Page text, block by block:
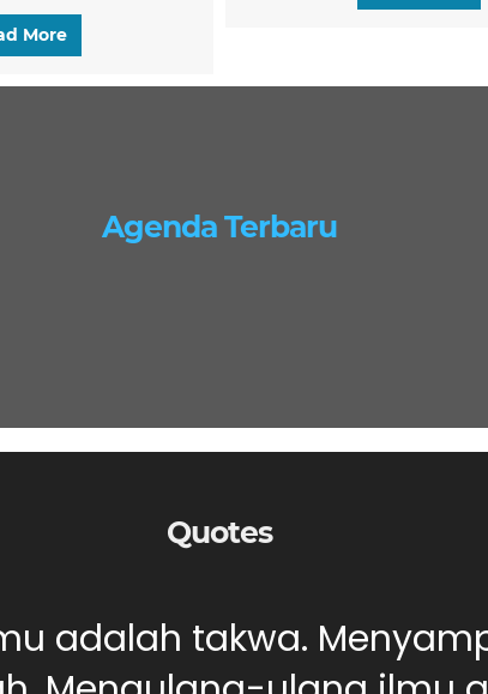
More
Agenda Terbaru
Quotes
adalah takwa.